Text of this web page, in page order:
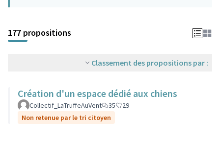
177 propositions
Classement des propositions par :
Création d'un espace dédié aux chiens
Collectif_LaTruffeAuVent 35
29
Non retenue par le tri citoyen